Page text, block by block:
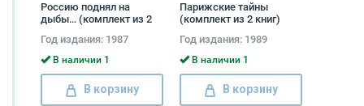
Россию поднял на
дыбы… (комплект из 2
Год издания: 1987
В наличии 1
В корзину
Парижские тайны
(комплект из 2 книг)
Год издания: 1989
В наличии 1
В корзину